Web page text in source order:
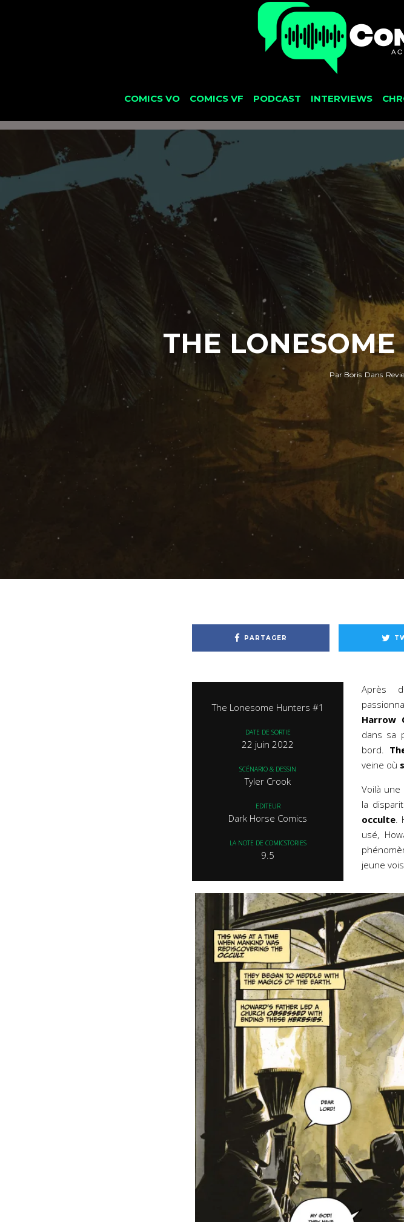
COMICS VO COMICS VF PODCAST INTERVIEWS
THE
Par Boris Dans
PARTAGER
The Lonesome Hunters #1
DATE DE SORTIE
22 juin 2022
SCÉNARIO & DESSIN
Tyler Crook
EDITEUR
Dark Horse Comics
LA NOTE DE COMICSTORIES
9.5
Après
Harrow
dans sa
bord.
veine où
Voilà une
la
occulte.
usé,
jeune